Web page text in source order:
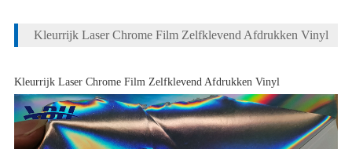
Kleurrijk Laser Chrome Film Zelfklevend Afdrukken Vinyl
Kleurrijk Laser Chrome Film Zelfklevend Afdrukken Vinyl